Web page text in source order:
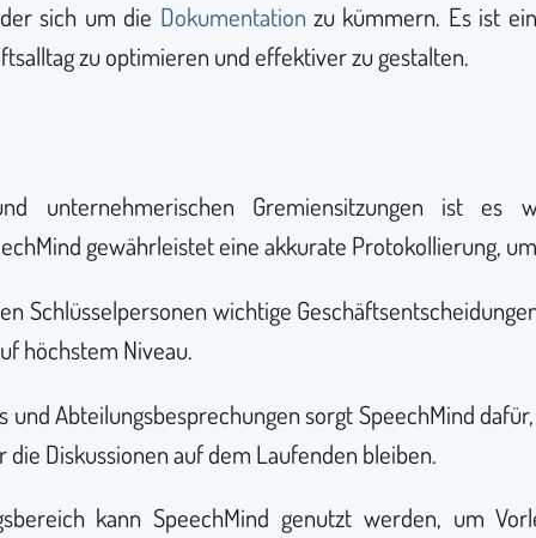
sich um die Dokumentation zu kümmern. Es ist
zu optimieren und effektiver zu gestalten.
unternehmerischen Gremiensitzungen ist es
gewährleistet eine akkurate Protokollierung,
Schlüsselpersonen wichtige
höchstem Niveau.
und Abteilungsbesprechungen sorgt SpeechMind
Diskussionen auf dem Laufenden bleiben.
kann SpeechMind genutzt werden, um